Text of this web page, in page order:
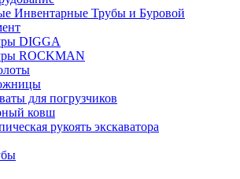
Инвентарные Трубы и Буровой
DIGGA
ROCKMAN
для погрузчиков
ковш
рукоять экскаватора